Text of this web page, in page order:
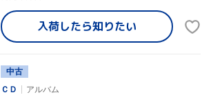
入荷したら知りたい
中古
ＣＤ
アルバム